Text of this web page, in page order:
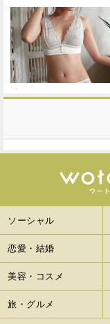
ソーシャル
恋愛・結婚
美容・コスメ
旅・グルメ